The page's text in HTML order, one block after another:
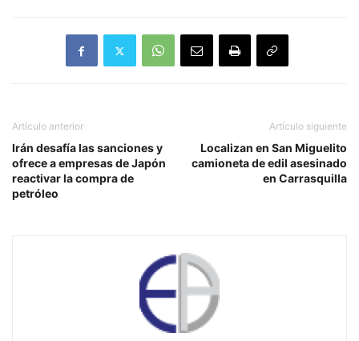
Artículo anterior
Irán desafía las sanciones y
ofrece a empresas de Japón
reactivar la compra de
petróleo
Artículo siguiente
Localizan en San Miguelito
camioneta de edil asesinado
en Carrasquilla